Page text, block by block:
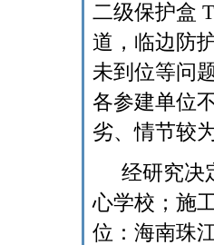
二级保护盒
道，临边防
未到位等问
各参建单位
劣、情节较
经研究决
心学校；施
位：海南珠